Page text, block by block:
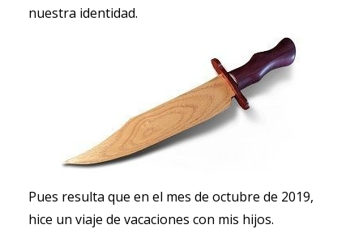
nuestra identidad.
Pues resulta que en el mes de octubre de 2019,
hice un viaje de vacaciones con mis hijos.